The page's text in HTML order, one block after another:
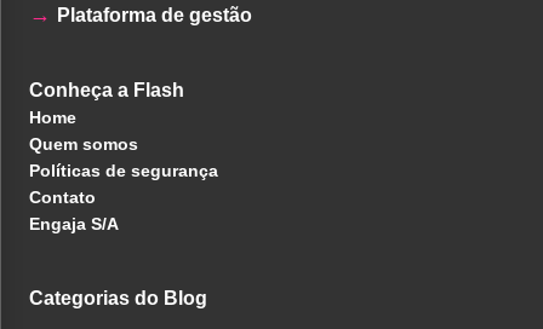
Plataforma de gestão
Conheça a Flash
Home
Quem somos
Políticas de segurança
Contato
Engaja S/A
Categorias do Blog